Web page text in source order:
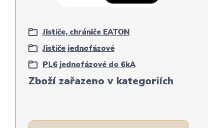
Zboží zařazeno v kategoriích
Jističe, chrániče EATON
Jističe jednofázové
PL6 jednofázové do 6kA